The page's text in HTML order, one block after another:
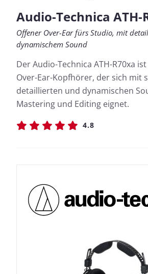
Audio-Technica ATH-
Offener Over-Ear fürs Studio, mit
dynamischem Sound
Der Audio-Technica ATH-R70xa
Over-Ear-Kopfhörer, der sich mit
detaillierten und dynamischen
Mastering und Editing eignet.
4.8